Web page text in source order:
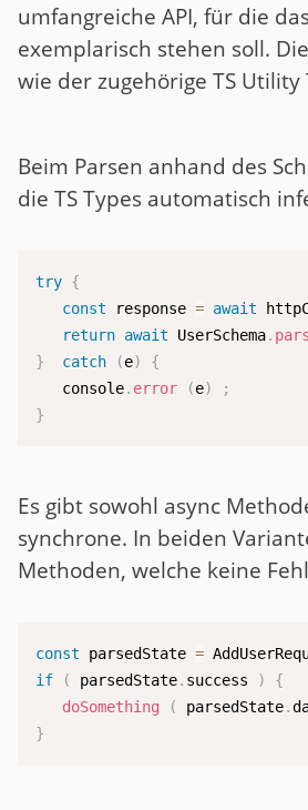
umfangreiche API, für die
exemplarisch stehen soll.
wie der zugehörige TS Utility
Beim Parsen anhand des
die TS Types automatisch
try {
const response = await
return await UserSchema.
}
catch (e)
{
   console
. error (e)
;
}
Es gibt sowohl async
synchrone. In beiden
Methoden, welche keine
const parsedState =
if
( parsedState. success )
{
doSomething
( parsedState.
}